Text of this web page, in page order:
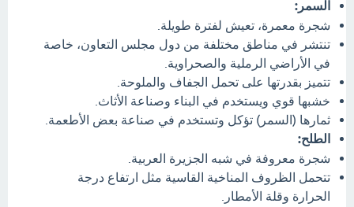
السمر:
شجرة معمرة، تعيش لفترة طويلة.
تنتشر في مناطق مختلفة من دول مجلس التعاون، خاصة
في الأراضي الرملية والصحراوية.
تتميز بقدرتها على تحمل الجفاف والملوحة.
خشبها قوي ويستخدم في البناء وصناعة الأثاث.
ثمارها (السمر) تؤكل وتستخدم في صناعة بعض الأطعمة.
الطلح:
شجرة معروفة في شبه الجزيرة العربية.
تتحمل الظروف المناخية القاسية مثل ارتفاع درجة
الحرارة وقلة الأمطار.